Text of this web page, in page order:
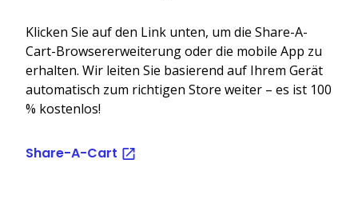
Klicken Sie auf den Link unten, um die Share-A-
Cart-Browsererweiterung oder die mobile App zu
erhalten. Wir leiten Sie basierend auf Ihrem Gerät
automatisch zum richtigen Store weiter – es ist 100
% kostenlos!
Share-A-Cart